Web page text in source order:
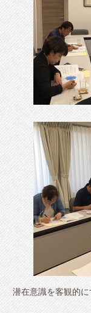
潜在意識を客観的